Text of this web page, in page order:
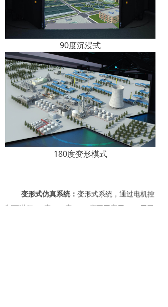
90度沉浸式
180度变形模式
变形式仿真系统： 变形式系统，通过电机控